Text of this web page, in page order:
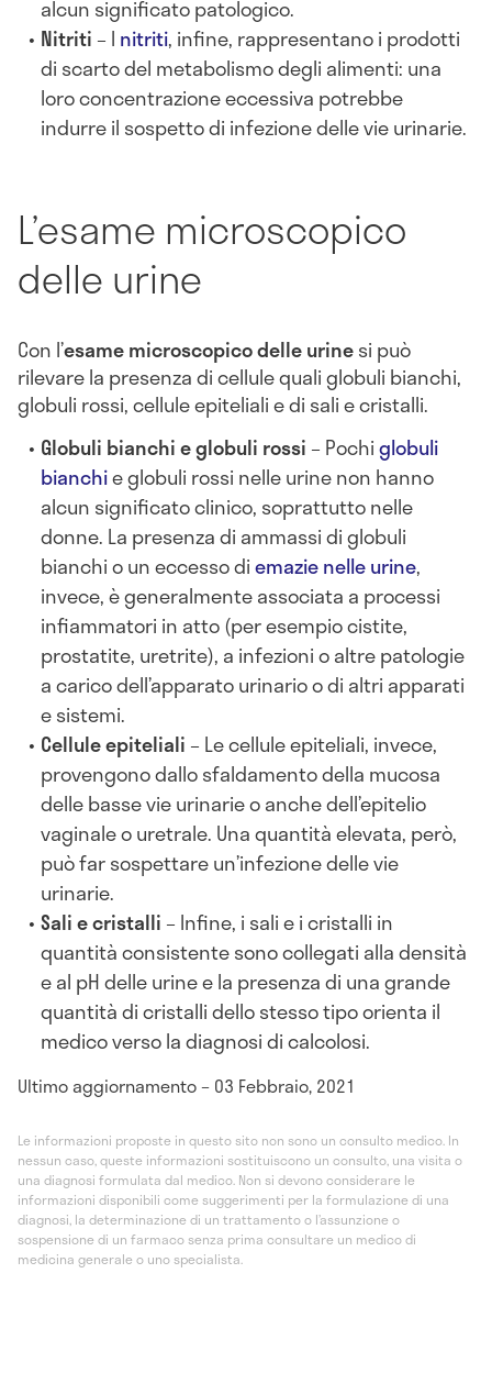
alcun significato patologico.
Nitriti – I nitriti, infine, rappresentano i prodotti
di scarto del metabolismo degli alimenti: una
loro concentrazione eccessiva potrebbe
indurre il sospetto di infezione delle vie urinarie.
L’esame microscopico
delle urine
Con l’esame microscopico delle urinesi può
rilevare la presenza di cellule quali globuli bianchi,
globuli rossi, cellule epiteliali e di sali e cristalli.
Globuli bianchi e globuli rossi – Pochiglobuli
bianchie globuli rossi nelle urine non hanno
alcun significato clinico, soprattutto nelle
donne. La presenza di ammassi di globuli
bianchi o un eccesso diemazie nelle urine,
invece, è generalmente associata a processi
infiammatori in atto (per esempio cistite,
prostatite, uretrite), a infezioni o altre patologie
a carico dell’apparato urinario o di altri apparati
e sistemi.
Cellule epiteliali – Le cellule epiteliali, invece,
provengono dallo sfaldamento della mucosa
delle basse vie urinarie o anche dell’epitelio
vaginale o uretrale. Una quantità elevata, però,
può far sospettare un’infezione delle vie
urinarie.
Sali e cristalli – Infine, i sali e i cristalli in
quantità consistente sono collegati alla densità
e al pH delle urine e la presenza di una grande
quantità di cristalli dello stesso tipo orienta il
medico verso la diagnosi di calcolosi.
Ultimo aggiornamento – 03 Febbraio, 2021
Le informazioni proposte in questo sito non sono un consulto medico. In
nessun caso, queste informazioni sostituiscono un consulto, una visita o
una diagnosi formulata dal medico. Non si devono considerare le
informazioni disponibili come suggerimenti per la formulazione di una
diagnosi, la determinazione di un trattamento o l’assunzione o
sospensione di un farmaco senza prima consultare un medico di
medicina generale o uno specialista.